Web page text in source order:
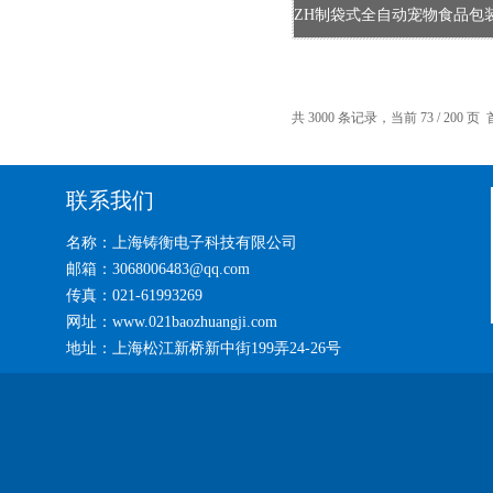
共 3000 条记录，当前 73 / 200 页
联系我们
名称：上海铸衡电子科技有限公司
邮箱：3068006483@qq.com
传真：021-61993269
网址：www.021baozhuangji.com
地址：上海松江新桥新中街199弄24-26号